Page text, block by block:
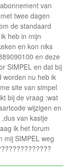
van
twee dagen
de standaard
heb in mijn
en kon niks
en deze
SIMPEL en dat bij
worden nu heb ik
site van simpel
bij de vraag :wat
wijzigen en
van kastje
ik het forum
mij SIMPEL weg